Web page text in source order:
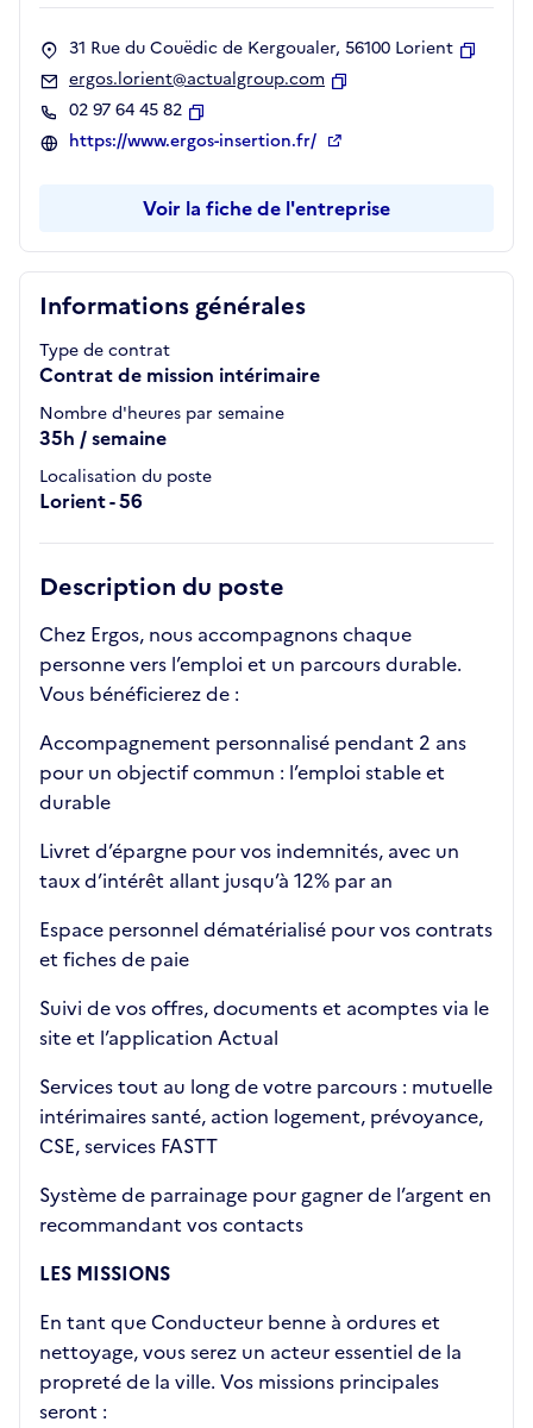
Informations générales
Type de contrat
Contrat de mission intérimaire
Nombre d'heures par semaine
35h / semaine
Localisation du poste
Lorient - 56
Description du poste
Chez Ergos, nous accompagnons chaque
personne vers l’emploi et un parcours durable.
Vous bénéficierez de :
Accompagnement personnalisé pendant 2 ans
pour un objectif commun : l’emploi stable et
durable
Livret d’épargne pour vos indemnités, avec un
taux d’intérêt allant jusqu’à 12% par an
Espace personnel dématérialisé pour vos contrats
et fiches de paie
Suivi de vos offres, documents et acomptes via le
site et l’application Actual
Services tout au long de votre parcours : mutuelle
intérimaires santé, action logement, prévoyance,
CSE, services FASTT
Système de parrainage pour gagner de l’argent en
recommandant vos contacts
LES MISSIONS
En tant que Conducteur benne à ordures et
nettoyage, vous serez un acteur essentiel de la
propreté de la ville. Vos missions principales
seront :
31 Rue du Couëdic de Kergoualer, 56100 Lorient
ergos.lorient@actualgroup.com
02 97 64 45 82
Copier
https://www.ergos-insertion.fr/
Voir la fiche de l'entreprise